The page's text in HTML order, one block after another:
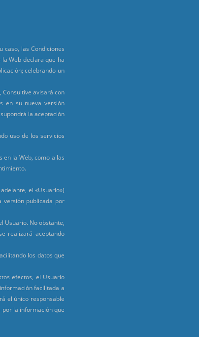
caso, las Condiciones
Web declara que ha
celebrando un
Consultive avisará con
en su nueva versión
la aceptación
uso de los servicios
en la Web, como a las
el «Usuario»)
versión publicada por
Usuario. No obstante,
realizará aceptando
los datos que
efectos, el Usuario
facilitada a
el único responsable
por la información que